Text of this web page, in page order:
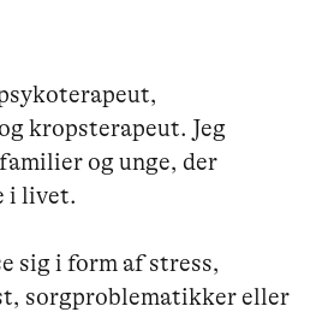
kropsterapeut. Jeg
og unge, der
i livet.
sig i form af stress,
sorgproblematikker eller